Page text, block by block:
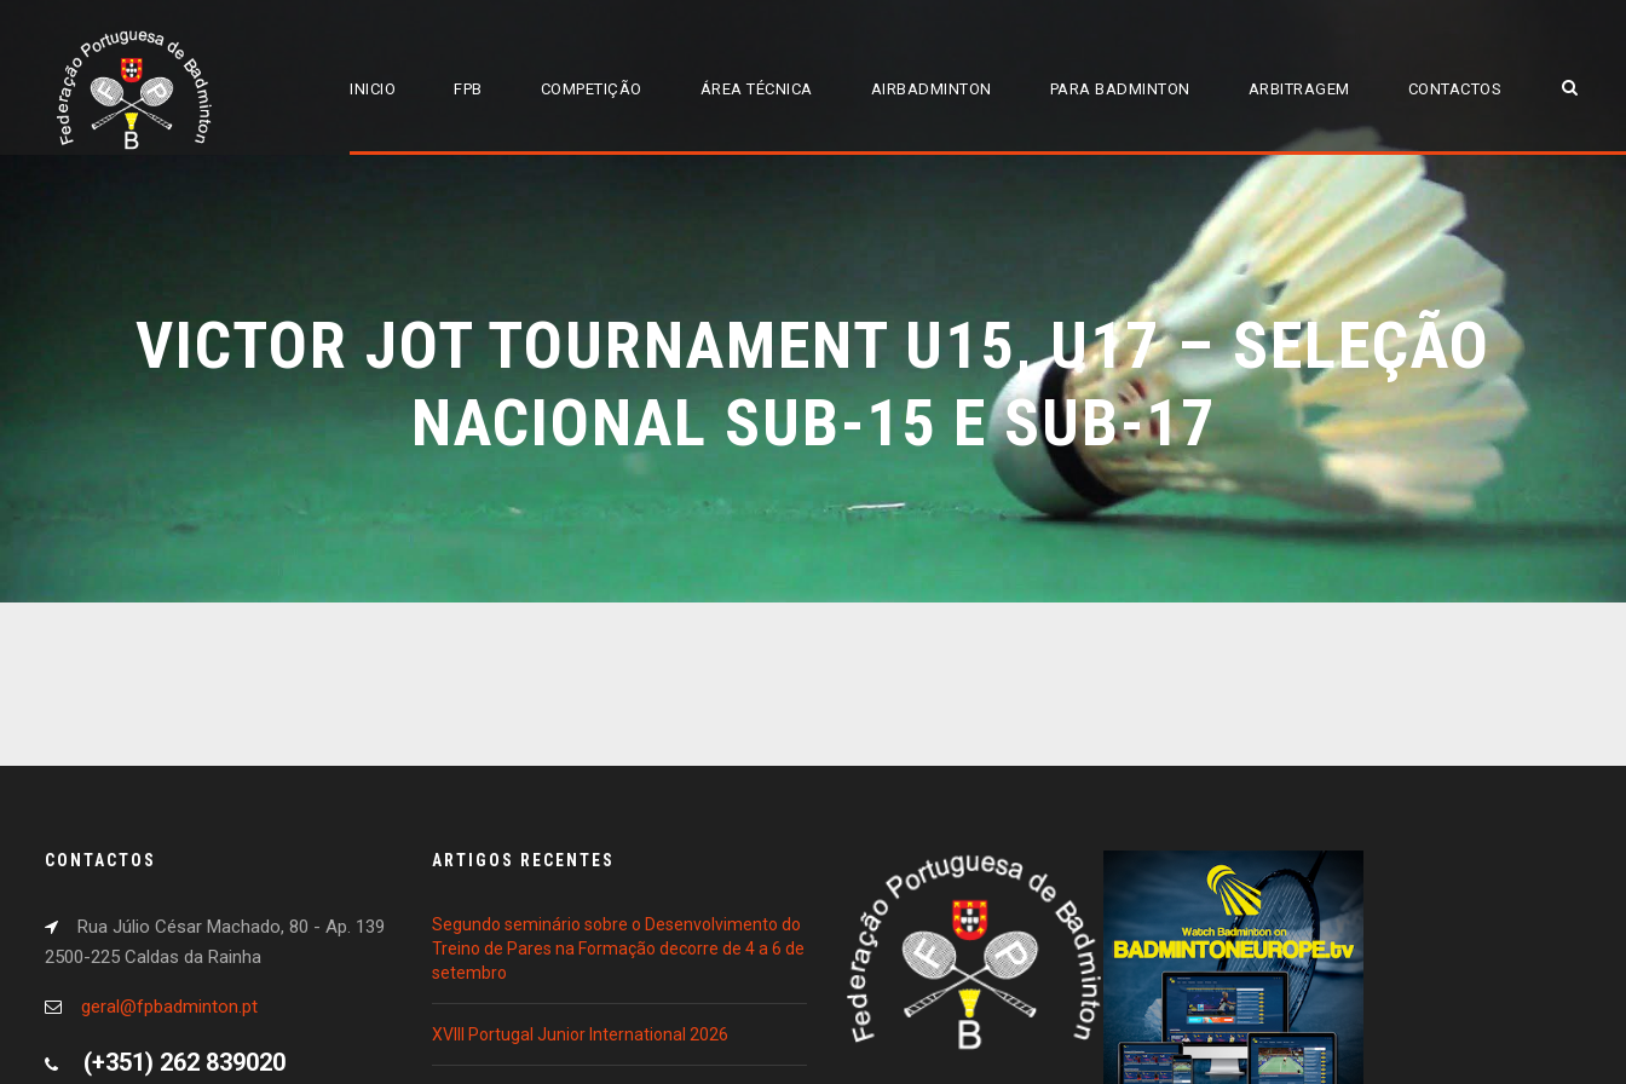
INICIO FPB COMPETIÇÃO ÁREA TÉCNICA AIRBADMINTON PARA BADMINTON ARBITRAGEM CONTACTOS
VICTOR JOT TOURNAMENT U15, U17 – SELEÇÃO
NACIONAL SUB-15 E SUB-17
CONTACTOS
Rua Júlio César Machado, 80 - Ap. 139
2500-225 Caldas da Rainha
geral@fpbadminton.pt
(+351) 262 839020
ARTIGOS RECENTES
Segundo seminário sobre o Desenvolvimento do
Treino de Pares na Formação decorre de 4 a 6 de
setembro
XVIII Portugal Junior International 2026